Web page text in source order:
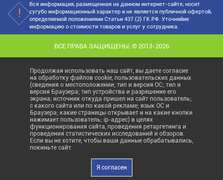
Вся информация, размещенная на данном интернет-сайте, носит
сугубо информационный характер и не является публичной офертой,
определяемой положениями Статьи 437 (2) ГК РФ. Уточняйие
информацию о стоимости товаров и услуг у сотрудника.
ВСЕ ПРАВА ЗАЩИЩЕНЫ. © 2013-2026
Продолжая использовать наш сайт, вы даете согласие
на обработку файлов cookie, пользовательских данных
(сведения о местоположении; тип и версия ОС; тип и
версия Браузера; тип устройства и разрешение его
экрана; источник откуда пришел на сайт пользователь;
с какого сайта или по какой рекламе; язык ОС и
Браузера; какие страницы открывает и на какие кнопки
нажимает пользователь; ip-адрес) в целях
функционирования сайта, проведения ретаргетинга и
проведения статистических исследований и обзоров.
Если вы не хотите, чтобы ваши данные обрабатывались,
покиньте сайт.
Я согласен